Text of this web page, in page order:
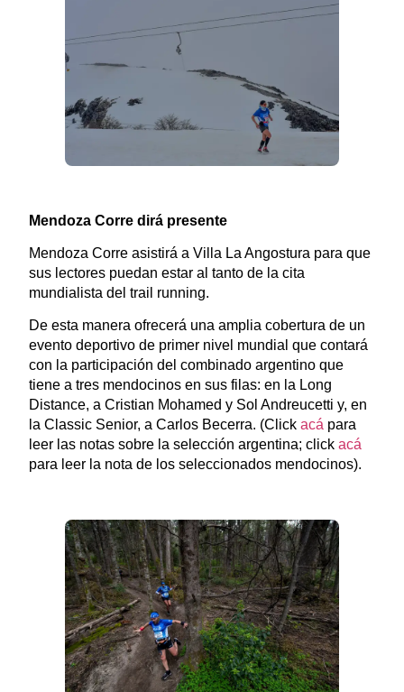
Mendoza Corre dirá presente
Mendoza Corre asistirá a Villa La Angostura para que
sus lectores puedan estar al tanto de la cita
mundialista del trail running.
De esta manera ofrecerá una amplia cobertura de un
evento deportivo de primer nivel mundial que contará
con la participación del combinado argentino que
tiene a tres mendocinos en sus filas: en la Long
Distance, a Cristian Mohamed y Sol Andreucetti y, en
la Classic Senior, a Carlos Becerra. (Click acápara
leer las notas sobre la selección argentina; click acá
para leer la nota de los seleccionados mendocinos).